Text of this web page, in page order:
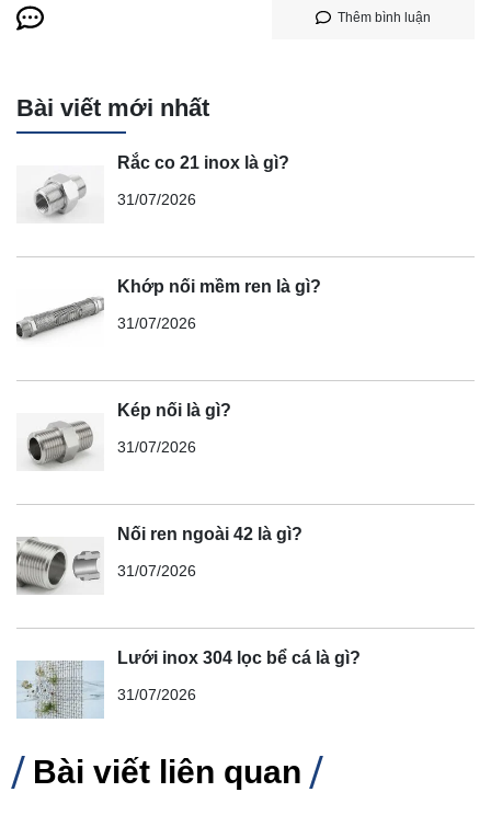
Thêm bình luận
Bài viết mới nhất
Rắc co 21 inox là gì?
31/07/2026
Khớp nối mềm ren là gì?
31/07/2026
Kép nối là gì?
31/07/2026
Nối ren ngoài 42 là gì?
31/07/2026
Lưới inox 304 lọc bể cá là gì?
31/07/2026
Bài viết liên quan